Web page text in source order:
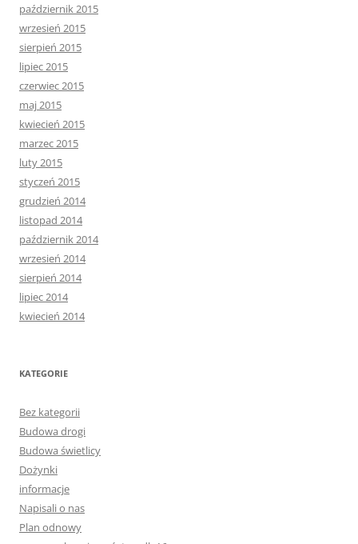
październik 2015
wrzesień 2015
sierpień 2015
lipiec 2015
czerwiec 2015
maj 2015
kwiecień 2015
marzec 2015
luty 2015
styczeń 2015
grudzień 2014
listopad 2014
październik 2014
wrzesień 2014
sierpień 2014
lipiec 2014
kwiecień 2014
KATEGORIE
Bez kategorii
Budowa drogi
Budowa świetlicy
Dożynki
informacje
Napisali o nas
Plan odnowy